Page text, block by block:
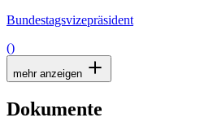
Bundestagsvizepräsident
()
mehr anzeigen
Dokumente